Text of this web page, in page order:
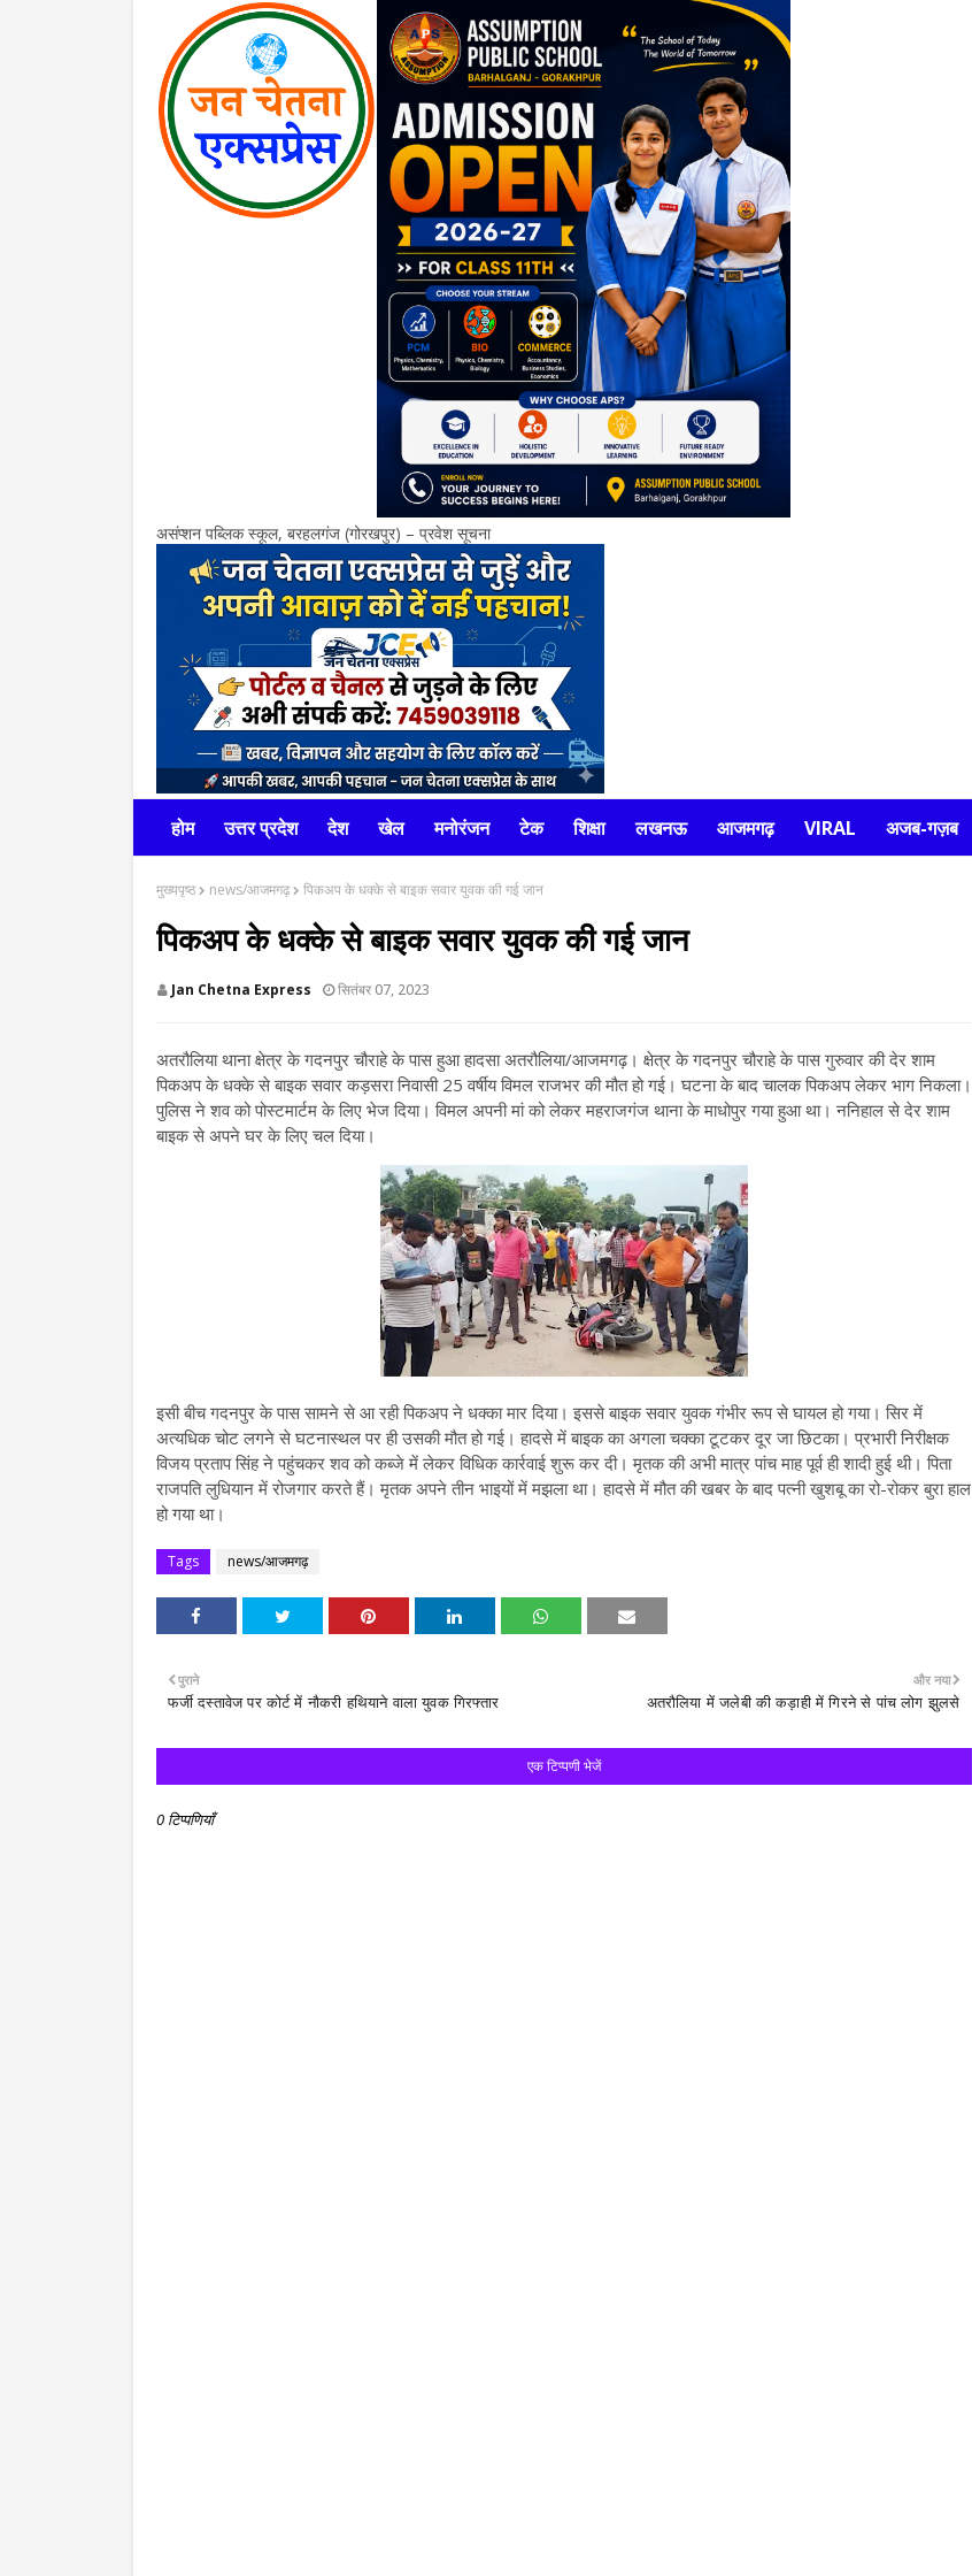
असंप्शन पब्लिक स्कूल, बरहलगंज (गोरखपुर) – प्रवेश सूचना
होम उत्तर प्रदेश देश खेल मनोरंजन टेक शिक्षा लखनऊ आजमगढ़ VIRAL अजब-गज़ब
मुख्यपृष्ठ news/आजमगढ़ पिकअप के धक्के से बाइक सवार युवक की गई जान
पिकअप के धक्के से बाइक सवार युवक की गई जान
Jan Chetna Express सितंबर 07, 2023
अतरौलिया थाना क्षेत्र के गदनपुर चौराहे के पास हुआ हादसा अतरौलिया/आजमगढ़। क्षेत्र के गदनपुर चौराहे के पास गुरुवार की देर शाम
पिकअप के धक्के से बाइक सवार कड़सरा निवासी 25 वर्षीय विमल राजभर की मौत हो गई। घटना के बाद चालक पिकअप लेकर भाग निकला।
पुलिस ने शव को पोस्टमार्टम के लिए भेज दिया। विमल अपनी मां को लेकर महराजगंज थाना के माधोपुर गया हुआ था। ननिहाल से देर शाम
बाइक से अपने घर के लिए चल दिया।
इसी बीच गदनपुर के पास सामने से आ रही पिकअप ने धक्का मार दिया। इससे बाइक सवार युवक गंभीर रूप से घायल हो गया। सिर में
अत्यधिक चोट लगने से घटनास्थल पर ही उसकी मौत हो गई। हादसे में बाइक का अगला चक्का टूटकर दूर जा छिटका। प्रभारी निरीक्षक
विजय प्रताप सिंह ने पहुंचकर शव को कब्जे में लेकर विधिक कार्रवाई शुरू कर दी। मृतक की अभी मात्र पांच माह पूर्व ही शादी हुई थी। पिता
राजपति लुधियान में रोजगार करते हैं। मृतक अपने तीन भाइयों में मझला था। हादसे में मौत की खबर के बाद पत्नी खुशबू का रो-रोकर बुरा हाल
हो गया था।
Tags news/आजमगढ़
और नया
अतरौलिया में जलेबी की कड़ाही में गिरने से पांच लोग झुलसे
पुराने
फर्जी दस्तावेज पर कोर्ट में नौकरी हथियाने वाला युवक गिरफ्तार
एक टिप्पणी भेजें
0 टिप्पणियाँ